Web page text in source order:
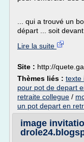
... qui a trouvé un
départ ... soit
Lire la suite
Site : http://
Thèmes liés : texte
pour pot de depart
retraite collegue /
un pot depart en
image